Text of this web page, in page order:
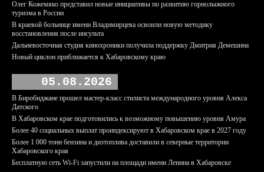
Олег Кожемяко представил новые инициативы по развитию горнолыжного
туризма в России
В краевой больнице имени Владимирцева освоили новую методику
восстановления после инсульта
Дальневосточная студия кинохроники получила поддержку Дмитрия Демешина
Новый циклон приближается к Хабаровскому краю
05.08.2026
В Биробиджане прошел мастер-класс стилиста международного уровня Алекса
Датского
В Хабаровском крае подготовились к возможному повышению уровня Амура
Более 40 социальных выплат проиндексируют в Хабаровском крае в 2027 году
Более 1 000 тонн бензина и дизтоплива доставили в северные территории
Хабаровского края
Бесплатную сеть Wi-Fi запустили на площади имени Ленина в Хабаровске